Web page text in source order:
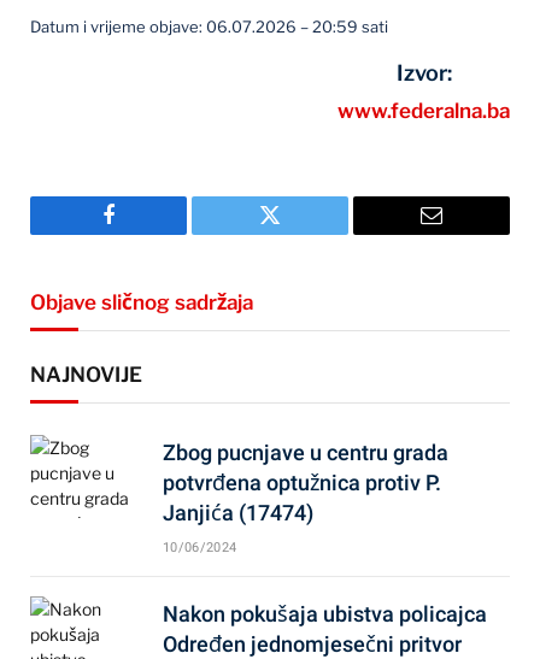
Datum i vrijeme objave: 06.07.2026 – 20:59 sati
Izvor:
www.federalna.ba
Facebook Twitter Email
Objave sličnog sadržaja
NAJNOVIJE
Zbog pucnjave u centru grada
potvrđena optužnica protiv P.
Janjića (17474)
10/06/2024
Nakon pokušaja ubistva policajca
Određen jednomjesečni pritvor